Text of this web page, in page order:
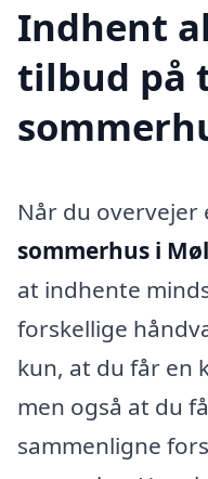
Indhent
tilbud på
Når du overvejer
sommerhus i
at indhente
forskellige
kun, at du får en
men også at du
sammenligne